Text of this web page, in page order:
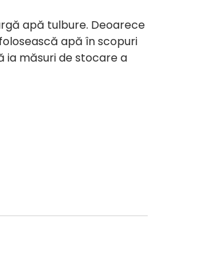
apă tulbure. Deoarece
apă în scopuri
ia măsuri de stocare a